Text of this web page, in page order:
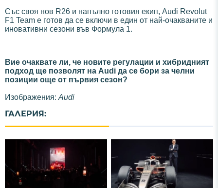
Със своя нов R26 и напълно готовия екип, Audi Revolut
F1 Team е готов да се включи в един от най-очакваните и
иновативни сезони във Формула 1.
Вие очаквате ли, че новите регулации и хибридният
подход ще позволят на Audi да се бори за челни
позиции още от първия сезон?
Изображения: Audi
ГАЛЕРИЯ: